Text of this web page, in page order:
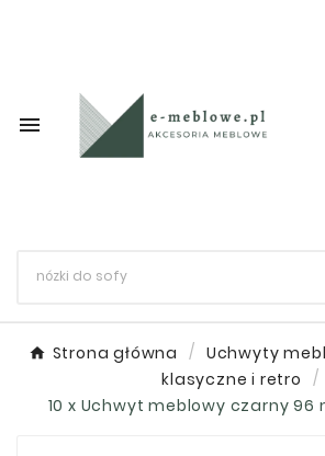

Strona główna Uchwyty
klasyczne i retro
10 x Uchwyt meblowy czarny